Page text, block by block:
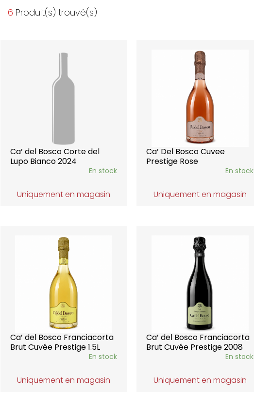
6 Produit(s) trouvé(s)
Ca’ del Bosco Corte del
Lupo Bianco 2024
En stock
Uniquement en magasin
Ca’ Del Bosco Cuvee
Prestige Rose
En stock
Uniquement en magasin
Ca’ del Bosco Franciacorta
Brut Cuvée Prestige 1.5L
En stock
Uniquement en magasin
Ca’ del Bosco Franciacorta
Brut Cuvée Prestige 2008
En stock
Uniquement en magasin